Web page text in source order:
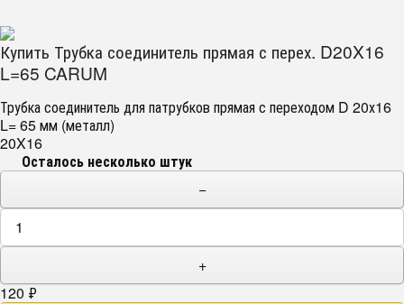
Купить Трубка соединитель прямая с перех. D20X16
L=65 CARUM
Трубка соединитель для патрубков прямая с переходом D 20х16
L= 65 мм (металл)
20X16
Осталось несколько штук
−
+
120 ₽